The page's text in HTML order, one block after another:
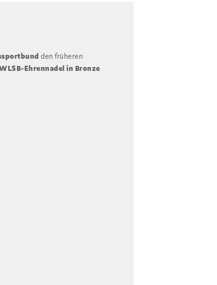
den früheren
Ehrennadel in Bronze